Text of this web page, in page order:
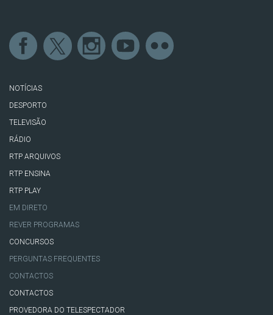
NOTÍCIAS
DESPORTO
TELEVISÃO
RÁDIO
RTP ARQUIVOS
RTP ENSINA
RTP PLAY
EM DIRETO
REVER PROGRAMAS
CONCURSOS
PERGUNTAS FREQUENTES
CONTACTOS
CONTACTOS
PROVEDORA DO TELESPECTADOR